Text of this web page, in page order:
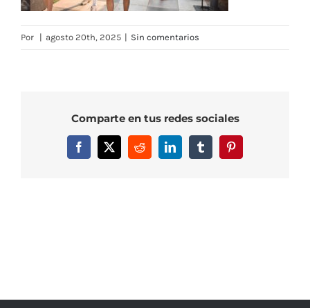
Por | agosto 20th, 2025 | Sin comentarios
Comparte en tus redes sociales
Facebook
X RedditLinkedInTumblrPinterest